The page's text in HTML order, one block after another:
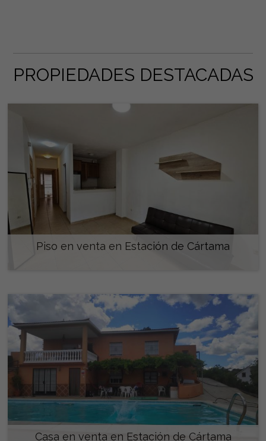
PROPIEDADES DESTACADAS
Piso en venta en Estación de Cártama
Casa en venta en Estación de Cártama